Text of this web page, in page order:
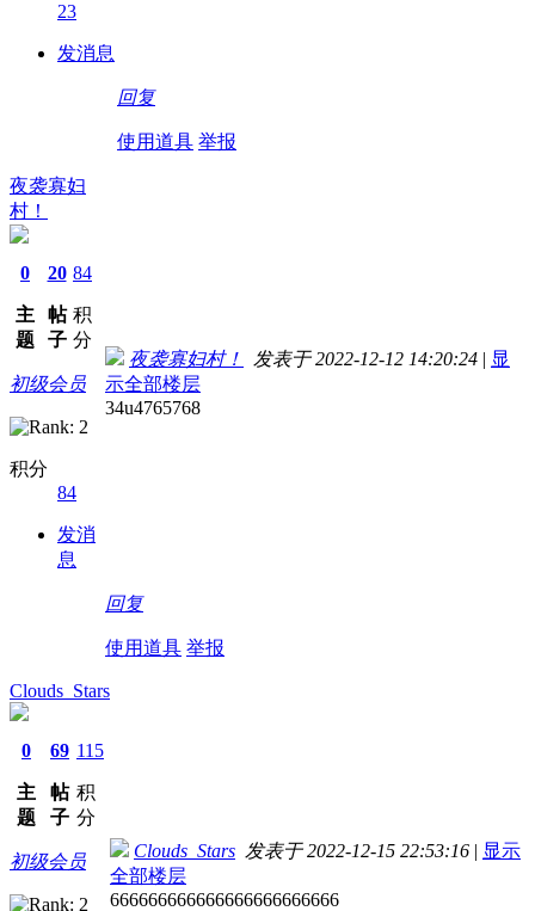
23
发消息
回复
使用道具 举报
夜袭寡妇
村！
0
主
题
20
帖
子
84
积
分
初级会员
积分
84
发消
息
夜袭寡妇村！ 发表于 2022-12-12 14:20:24 | 显
示全部楼层
34u4765768
回复
使用道具 举报
Clouds_Stars
0
主
题
69
帖
子
115
积
分
初级会员
Clouds_Stars 发表于 2022-12-15 22:53:16 | 显示
全部楼层
666666666666666666666666